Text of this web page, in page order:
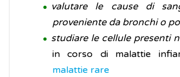
valutare le cause di
proveniente da bronchi o
studiare le cellule presenti
in corso di malattie
malattie rare